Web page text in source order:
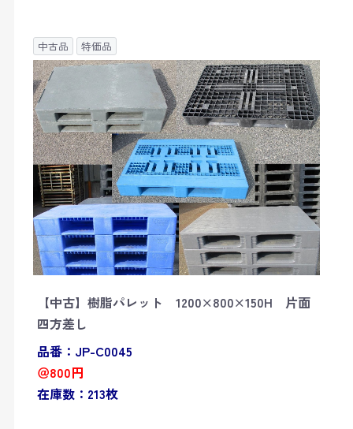
中古品 特価品
【中古】樹脂パレット 1200×800×150H 片面
四方差し
品番：JP-C0045
＠800円
在庫数：213枚